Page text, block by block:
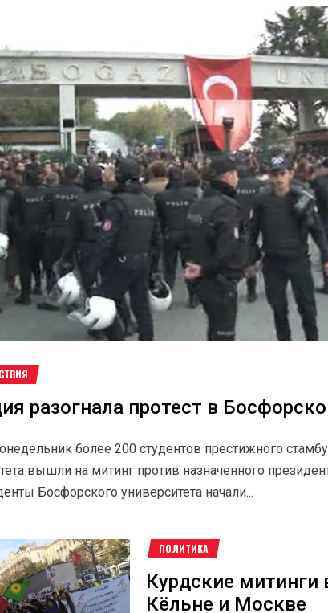
разогнала протест в
более 200 студентов престижного
вышли на митинг против назначенного
Босфорского университета начали...
ПОЛИТИКА
Курдские
Кёльне и Москве